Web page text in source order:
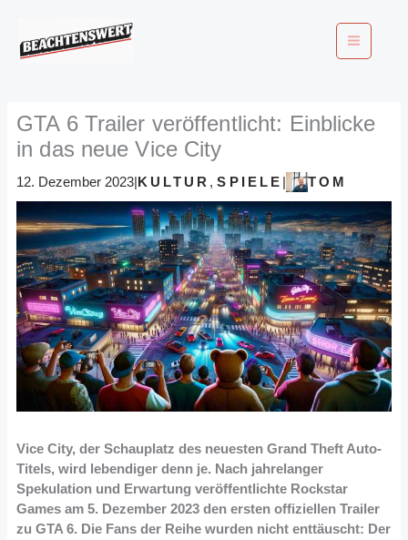
springen
GTA 6 Trailer veröffentlicht: Einblicke
in das neue Vice City
12. Dezember 2023|KULTUR ,SPIELE | TOM
Vice City, der Schauplatz des neuesten Grand Theft Auto-
Titels, wird lebendiger denn je. Nach jahrelanger
Spekulation und Erwartung veröffentlichte Rockstar
Games am 5. Dezember 2023 den ersten offiziellen Trailer
zu GTA 6. Die Fans der Reihe wurden nicht enttäuscht: Der